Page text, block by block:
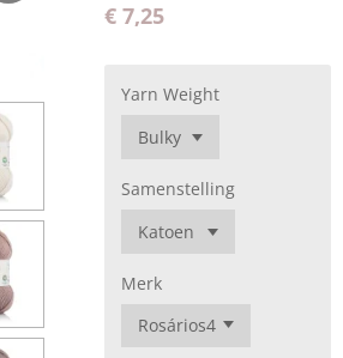
€ 7,25
Yarn Weight
Samenstelling
Merk